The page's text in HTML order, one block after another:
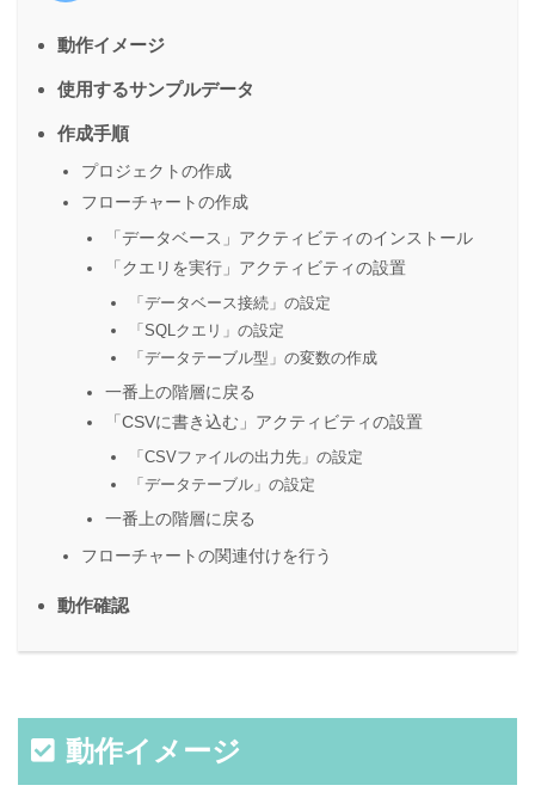
動作イメージ
使用するサンプルデータ
作成手順
プロジェクトの作成
フローチャートの作成
「データベース」アクティビティのインストール
「クエリを実行」アクティビティの設置
「データベース接続」の設定
「SQLクエリ」の設定
「データテーブル型」の変数の作成
一番上の階層に戻る
「CSVに書き込む」アクティビティの設置
「CSVファイルの出力先」の設定
「データテーブル」の設定
一番上の階層に戻る
フローチャートの関連付けを行う
動作確認
動作イメージ